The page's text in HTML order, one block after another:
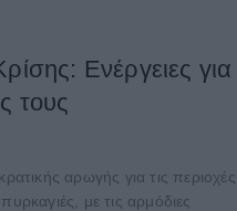
Ενέργειες για
τους
αρωγής για τις περιοχές
με τις αρμόδιες